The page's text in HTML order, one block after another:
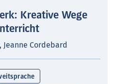
Kreative Wege
Cordebard